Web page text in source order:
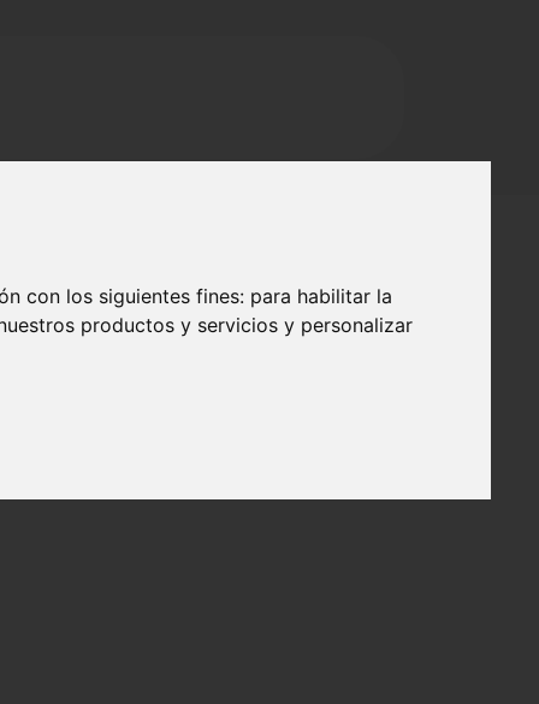
con los siguientes fines: para habilitar la
productos y servicios y personalizar